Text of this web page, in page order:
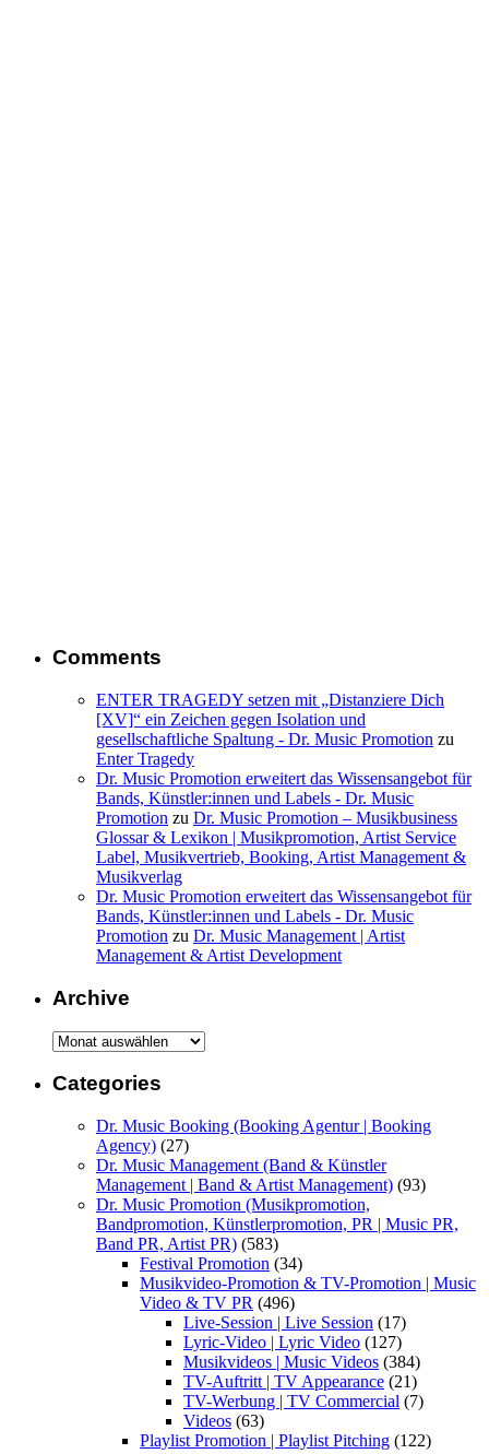
Comments
ENTER TRAGEDY setzen mit „Distanziere Dich
[XV]“ ein Zeichen gegen Isolation und
gesellschaftliche Spaltung - Dr. Music Promotion zu
Enter Tragedy
Dr. Music Promotion erweitert das Wissensangebot für
Bands, Künstler:innen und Labels - Dr. Music
Promotion zu Dr. Music Promotion – Musikbusiness
Glossar & Lexikon | Musikpromotion, Artist Service
Label, Musikvertrieb, Booking, Artist Management &
Musikverlag
Dr. Music Promotion erweitert das Wissensangebot für
Bands, Künstler:innen und Labels - Dr. Music
Promotion zu Dr. Music Management | Artist
Management & Artist Development
Archive
Archive
Categories
Dr. Music Booking (Booking Agentur | Booking
Agency) (27)
Dr. Music Management (Band & Künstler
Management | Band & Artist Management) (93)
Dr. Music Promotion (Musikpromotion,
Bandpromotion, Künstlerpromotion, PR | Music PR,
Band PR, Artist PR) (583)
Festival Promotion (34)
Musikvideo-Promotion & TV-Promotion | Music
Video & TV PR (496)
Live-Session | Live Session (17)
Lyric-Video | Lyric Video (127)
Musikvideos | Music Videos (384)
TV-Auftritt | TV Appearance (21)
TV-Werbung | TV Commercial (7)
Videos (63)
Playlist Promotion | Playlist Pitching (122)